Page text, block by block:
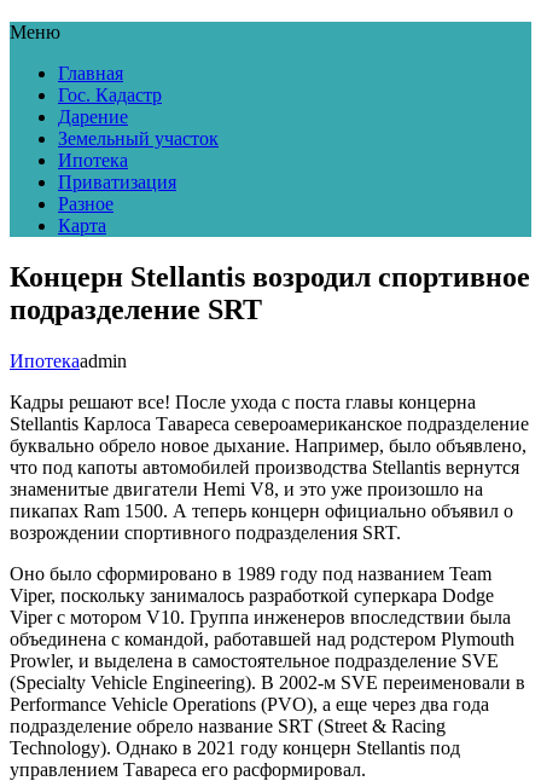
Меню
Главная
Гос. Кадастр
Дарение
Земельный участок
Ипотека
Приватизация
Разное
Карта
Концерн Stellantis возродил спортивное
подразделение SRT
Ипотекаadmin
Кадры решают все! После ухода с поста главы концерна
Stellantis Карлоса Тавареса североамериканское подразделение
буквально обрело новое дыхание. Например, было объявлено,
что под капоты автомобилей производства Stellantis вернутся
знаменитые двигатели Hemi V8, и это уже произошло на
пикапах Ram 1500. А теперь концерн официально объявил о
возрождении спортивного подразделения SRT.
Оно было сформировано в 1989 году под названием Team
Viper, поскольку занималось разработкой суперкара Dodge
Viper с мотором V10. Группа инженеров впоследствии была
объединена с командой, работавшей над родстером Plymouth
Prowler, и выделена в самостоятельное подразделение SVE
(Specialty Vehicle Engineering). В 2002-м SVE переименовали в
Performance Vehicle Operations (PVO), а еще через два года
подразделение обрело название SRT (Street & Racing
Technology). Однако в 2021 году концерн Stellantis под
управлением Тавареса его расформировал.